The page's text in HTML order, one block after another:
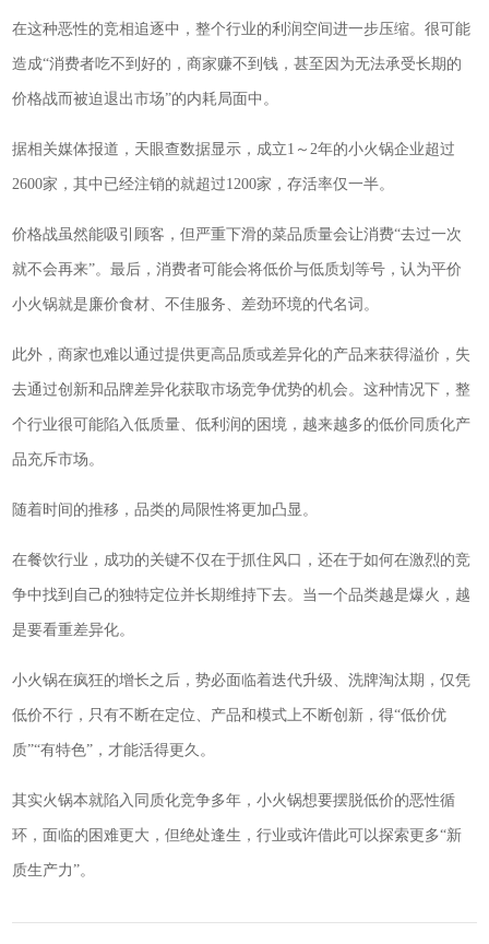
在这种恶性的竞相追逐中，整个行业的利润空间进一步压缩。很可能
造成“消费者吃不到好的，商家赚不到钱，甚至因为无法承受长期的
价格战而被迫退出市场”的内耗局面中。
据相关媒体报道，天眼查数据显示，成立1～2年的小火锅企业超过
2600家，其中已经注销的就超过1200家，存活率仅一半。
价格战虽然能吸引顾客，但严重下滑的菜品质量会让消费“去过一次
就不会再来”。最后，消费者可能会将低价与低质划等号，认为平价
小火锅就是廉价食材、不佳服务、差劲环境的代名词。
此外，商家也难以通过提供更高品质或差异化的产品来获得溢价，失
去通过创新和品牌差异化获取市场竞争优势的机会。这种情况下，整
个行业很可能陷入低质量、低利润的困境，越来越多的低价同质化产
品充斥市场。
随着时间的推移，品类的局限性将更加凸显。
在餐饮行业，成功的关键不仅在于抓住风口，还在于如何在激烈的竞
争中找到自己的独特定位并长期维持下去。当一个品类越是爆火，越
是要看重差异化。
小火锅在疯狂的增长之后，势必面临着迭代升级、洗牌淘汰期，仅凭
低价不行，只有不断在定位、产品和模式上不断创新，得“低价优
质”“有特色”，才能活得更久。
其实火锅本就陷入同质化竞争多年，小火锅想要摆脱低价的恶性循
环，面临的困难更大，但绝处逢生，行业或许借此可以探索更多“新
质生产力”。